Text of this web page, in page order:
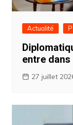
Actualité
entre dans
27 juillet